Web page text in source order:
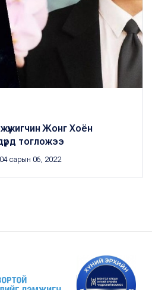
Жонг Хоён
тогложээ
04 сарын 06, 2022